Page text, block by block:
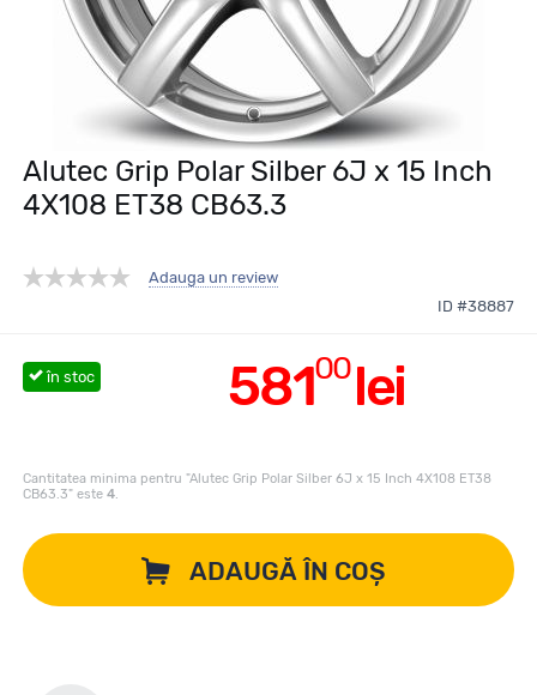
Alutec Grip Polar Silber 6J x 15 Inch
4X108 ET38 CB63.3
Adauga un review
ID #38887
58100lei
în stoc
Cantitatea minima pentru "Alutec Grip Polar Silber 6J x 15 Inch 4X108 ET38
CB63.3" este 4.
ADAUGĂ ÎN COȘ